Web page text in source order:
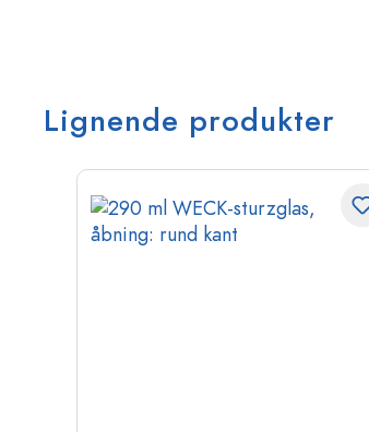
Lignende produkter